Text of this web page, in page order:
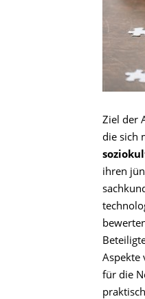
Ziel der
die sich
ihren
Aspekte
für die